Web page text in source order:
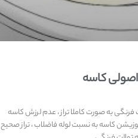
کاسه
به صورت کاملا تراز ، عدم لرزش کاسه
کاسه به نسبت لوله فاضلاب ، تراز صحیح